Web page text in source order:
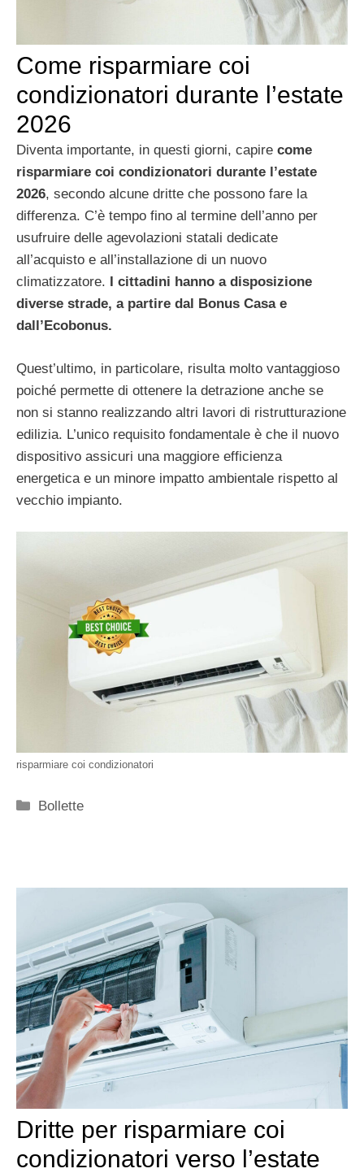
Come risparmiare coi
condizionatori durante l’estate
2026
Diventa importante, in questi giorni, capire come
risparmiare coi condizionatori durante l’estate
2026, secondo alcune dritte che possono fare la
differenza. C’è tempo fino al termine dell’anno per
usufruire delle agevolazioni statali dedicate
all’acquisto e all’installazione di un nuovo
climatizzatore. I cittadini hanno a disposizione
diverse strade, a partire dal Bonus Casa e
dall’Ecobonus.
Quest’ultimo, in particolare, risulta molto vantaggioso
poiché permette di ottenere la detrazione anche se
non si stanno realizzando altri lavori di ristrutturazione
edilizia. L’unico requisito fondamentale è che il nuovo
dispositivo assicuri una maggiore efficienza
energetica e un minore impatto ambientale rispetto al
vecchio impianto.
risparmiare coi condizionatori
Categorie
Bollette
Dritte per risparmiare coi
condizionatori verso l’estate